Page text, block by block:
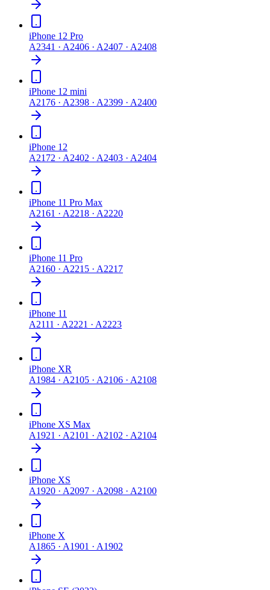
iPhone 12 Pro
A2341 · A2406 · A2407 · A2408
iPhone 12 mini
A2176 · A2398 · A2399 · A2400
iPhone 12
A2172 · A2402 · A2403 · A2404
iPhone 11 Pro Max
A2161 · A2218 · A2220
iPhone 11 Pro
A2160 · A2215 · A2217
iPhone 11
A2111 · A2221 · A2223
iPhone XR
A1984 · A2105 · A2106 · A2108
iPhone XS Max
A1921 · A2101 · A2102 · A2104
iPhone XS
A1920 · A2097 · A2098 · A2100
iPhone X
A1865 · A1901 · A1902